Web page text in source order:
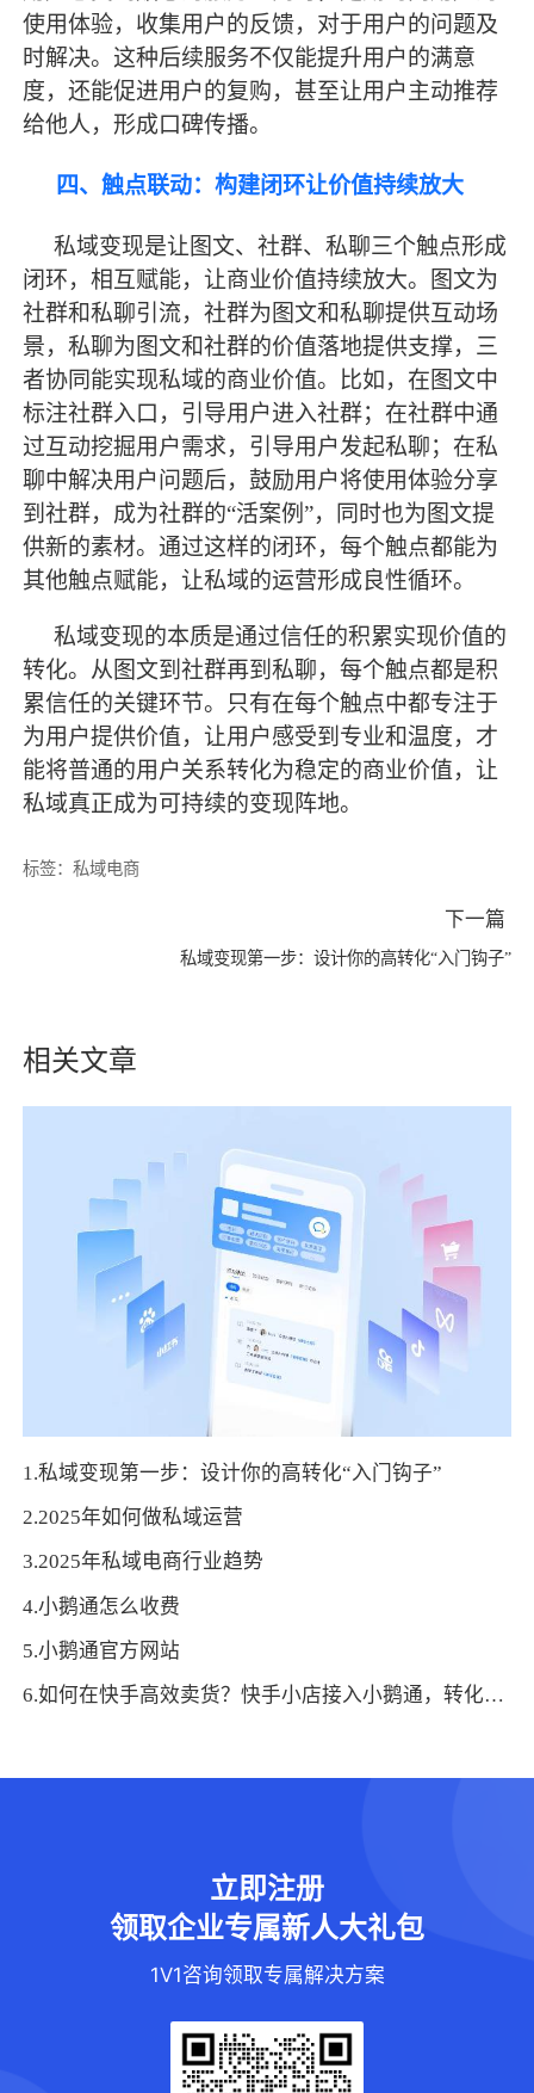
使用体验，收集用户的反馈，对于用户的问题及
时解决。这种后续服务不仅能提升用户的满意
度，还能促进用户的复购，甚至让用户主动推荐
给他人，形成口碑传播。
四、触点联动：构建闭环让价值持续放大
私域变现是让图文、社群、私聊三个触点形成
闭环，相互赋能，让商业价值持续放大。图文为
社群和私聊引流，社群为图文和私聊提供互动场
景，私聊为图文和社群的价值落地提供支撑，三
者协同能实现私域的商业价值。比如，在图文中
标注社群入口，引导用户进入社群；在社群中通
过互动挖掘用户需求，引导用户发起私聊；在私
聊中解决用户问题后，鼓励用户将使用体验分享
到社群，成为社群的“活案例”，同时也为图文提
供新的素材。通过这样的闭环，每个触点都能为
其他触点赋能，让私域的运营形成良性循环。
私域变现的本质是通过信任的积累实现价值的
转化。从图文到社群再到私聊，每个触点都是积
累信任的关键环节。只有在每个触点中都专注于
为用户提供价值，让用户感受到专业和温度，才
能将普通的用户关系转化为稳定的商业价值，让
私域真正成为可持续的变现阵地。
标签：私域电商
下一篇
私域变现第一步：设计你的高转化“入门钩子”
相关文章
1.私域变现第一步：设计你的高转化“入门钩子”
2.2025年如何做私域运营
3.2025年私域电商行业趋势
4.小鹅通怎么收费
5.小鹅通官方网站
6.如何在快手高效卖货？快手小店接入小鹅通，转化率直线up！
立即注册
领取企业专属新人大礼包
1V1咨询领取专属解决方案